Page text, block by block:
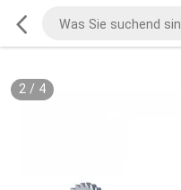
2/ 4